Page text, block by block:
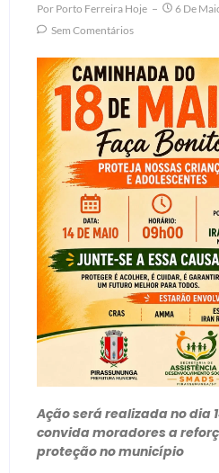
Por Porto Ferreira Hoje
6 De
Sem Comentários
Ação será realizada no dia
convida moradores a
proteção no município